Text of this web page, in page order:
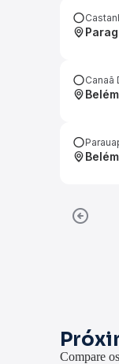
Canaã
Belém
Belém
Compare